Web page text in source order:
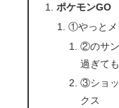
ポケモンGO
①やっとメ
②のサン
過ぎて
③ショッ
クス